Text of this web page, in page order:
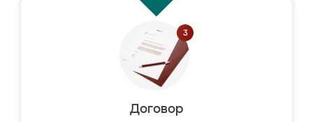
Договор